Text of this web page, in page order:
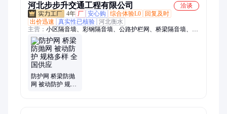
河北步步升交通工程有限公司
洽谈
4年 厂 安心购 综合体验L0
回复及时
出价迅速
真实性已核验 河北衡水
主营： 小区隔音墙、彩钢隔音墙、公路护栏网、桥梁隔音墙、高
速桥梁防抛网、角钢焊接网、公路吸音屏、钢板网护栏、斜方护
栏网、封闭围栏网、降噪消音隔板、居民区隔音墙、高架桥隔音
墙、高速路隔音墙、双边丝铁丝网、工厂厂区隔音屏、高速公路
挡音板
防护网 桥梁防抛
网 被动防护 规格